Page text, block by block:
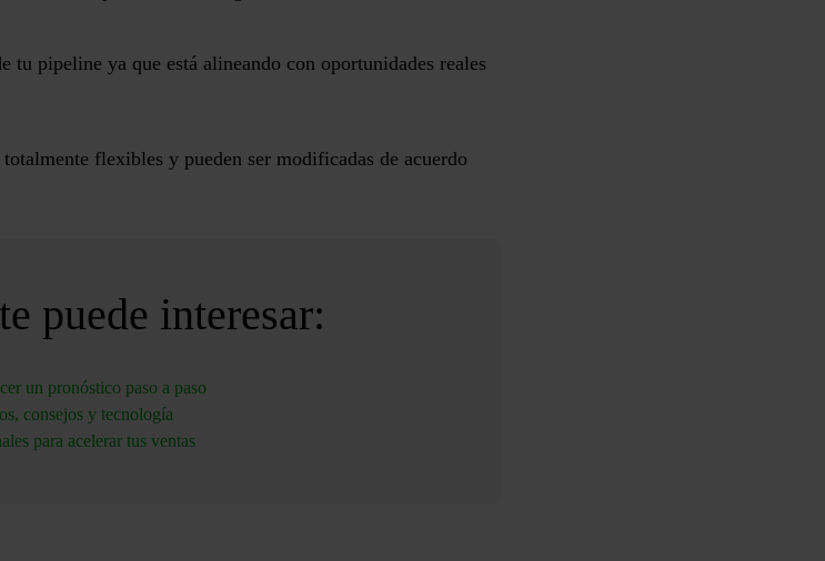
tu pipeline ya que está alineando con oportunidades reales
flexibles y pueden ser modificadas de acuerdo
puede interesar:
un pronóstico paso a paso
consejos y tecnología
para acelerar tus ventas